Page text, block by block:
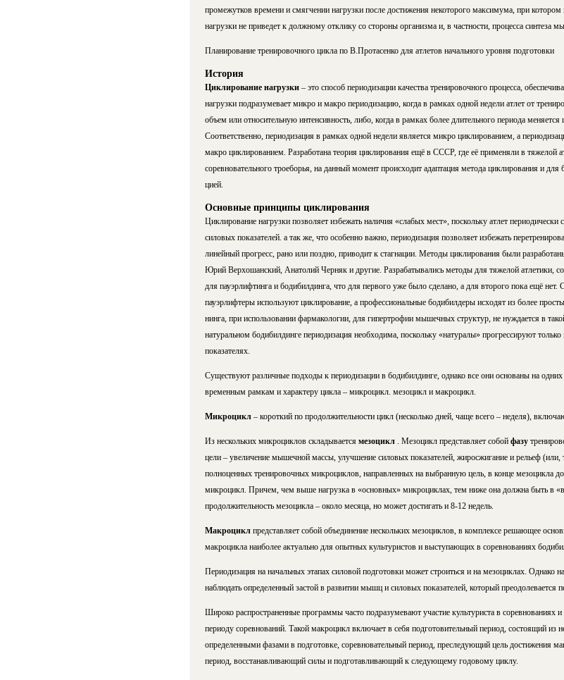
промежутков времени и смягчении нагрузки после достижения некоторого максимума, при
нагрузки не приведет к должному отклику со стороны организма и, в частности, процесса синтеза
Планирование тренировочного цикла по В.Протасенко для атлетов начального уровня подготовки
История
Циклирование нагрузки – это способ периодизации качества тренировочного процесса,
нагрузки подразумевает микро и макро периодизацию, когда в рамках одной недели атлет от
объем или относительную интенсивность, либо, когда в рамках более длительного периода
Соответственно, периодизация в рамках одной недели является микро циклированием, а
макро циклированием. Разработана теория цик­ли­ро­ва­ния ещё в СССР, где её применяли в тяжелой
соревновательного троеборья, на данный момент происходит адаптация метода циклирования и
цией.
Основные принципы циклирования
Циклирование нагрузки позволяет избежать наличия «слабых мест», поскольку атлет периодически
силовых показателей. а так же, что особенно важно, периодизация позволяет избежать
линейный прогресс, рано или поздно, приводит к стаг­на­ции. Методы циклирования были
Юрий Верхошанский, Анатолий Черняк и другие. Разрабатывались методы для тя­же­лой ат­ле­ти­ки,
для пауэр­лиф­тин­га и бо­ди­бил­дин­га, что для первого уже было сделано, а для второго пока ещё нет.
пауэрлифтеры используют циклирование, а про­фес­си­о­наль­ные бодибилдеры исходят из более
нин­га, при использовании фармакологии, для гипертрофии мышечных струк­тур, не нуж­да­ет­ся в
натуральном бо­ди­бил­дин­ге пе­ри­о­ди­за­ция необходима, поскольку «натуралы» прогрессируют
показателях.
Существуют различные подходы к периодизации в бодибилдинге, однако все они основаны на
временным рамкам и характеру цикла – микроцикл. мезоцикл и макроцикл.
Микроцикл – короткий по продолжительности цикл (несколько дней, чаще всего – неделя),
Из нескольких микроциклов складывается мезоцикл . Мезоцикл представляет собой фазу
цели – увеличение мышечной массы, улучшение силовых показателей, жиросжигание и рельеф
полноценных тренировочных микроциклов, направленных на выбранную цель, в конце мезоцикла
микроцикл. Причем, чем выше нагрузка в «основных» микроциклах, тем ниже она должна быть в
продолжительность мезоцикла – около месяца, но может достигать и 8-12 недель.
Макроцикл представляет собой объединение нескольких мезоциклов, в комплексе решающее
макроцикла наиболее актуально для опытных культуристов и выступающих в соревнованиях
Периодизация на начальных этапах силовой подготовки может строиться и на мезоциклах. Однако
наблюдать определенный застой в развитии мышц и силовых показателей, который преодолевается
Широко распространенные программы часто подразумевают участие культуриста в
периоду соревнований. Такой макроцикл включает в себя подготовительный период, состоящий из
определенными фазами в подготовке, соревновательный период, преследующий цель достижения
период, восстанавливающий силы и подготавливающий к следующему годовому циклу.